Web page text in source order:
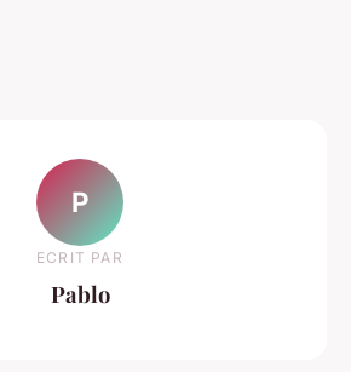
P
ECRIT PAR
Pablo